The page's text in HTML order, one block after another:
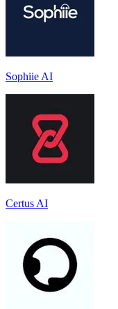
Sophiie AI
Certus AI